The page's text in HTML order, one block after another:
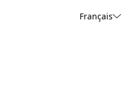
Français